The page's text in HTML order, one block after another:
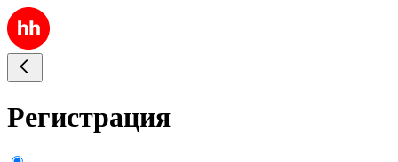
Регистрация